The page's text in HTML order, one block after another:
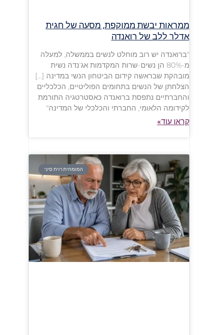
ממראות יבשת ממוקפת, מסעה של חגית
אדלר ללב של רואנדה
"ברואנדה יש רוב מוחלט לנשים בממשלה, למעלה
מ-80% הן נשים-שרות המקדמות אג'נדה נשית
מובהקת שבראשה קידום הביטחון הנשי במדינה […]
הצלחתן של הנשים בתחומים הפוליטיים, הכלכליים
והחברתיים נתפסת ברואנדה כאסטרטגיה התורמת
לקידומה הלאומי, החברתי והכלכלי של המדינה"
קראו עוד»
המומחית רוית סיני